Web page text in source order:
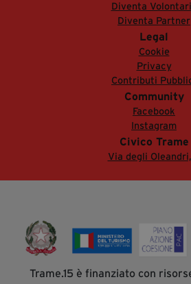
Diventa
Diventa Partner
Legal
Cookie
Privacy
Contributi
Community
Facebook
Instagram
Civico Trame
Via degli
Trame.15 è finanziato con